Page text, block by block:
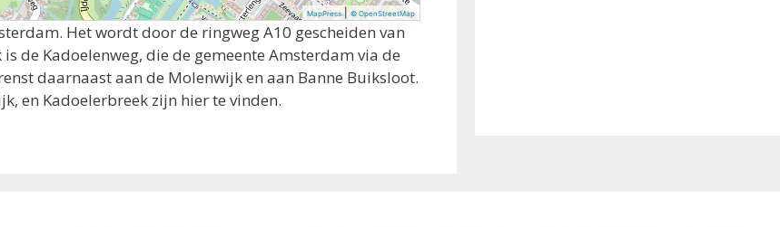
MapPress|© OpenStreetMap
Het wordt door de ringweg A10 gescheiden van
de Kadoelenweg, die de gemeente Amsterdam via de
daarnaast aan de Molenwijk en aan Banne Buiksloot.
en Kadoelerbreek zijn hier te vinden.